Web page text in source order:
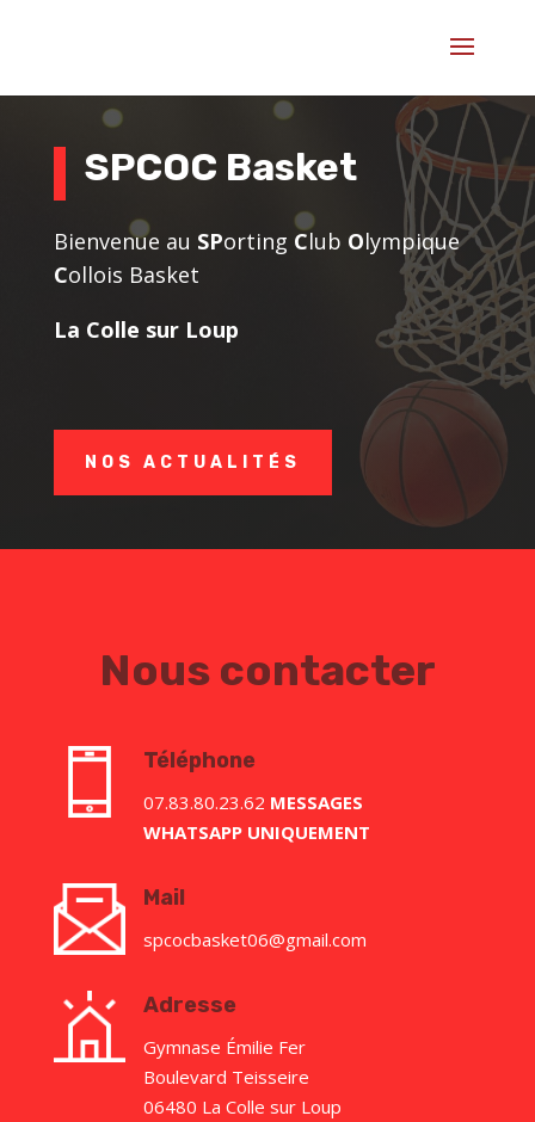
SPCOC Basket
Bienvenue au SPorting Club Olympique
Collois Basket
La Colle sur Loup
NOS ACTUALITÉS
Nous contacter
Téléphone
07.83.80.23.62 MESSAGES
WHATSAPPUNIQUEMENT
Mail
spcocbasket06@gmail.com
Adresse
Gymnase Émilie Fer
Boulevard Teisseire
06480 La Colle sur Loup